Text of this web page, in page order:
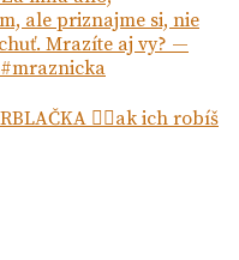
☝🏻ak ich robíš